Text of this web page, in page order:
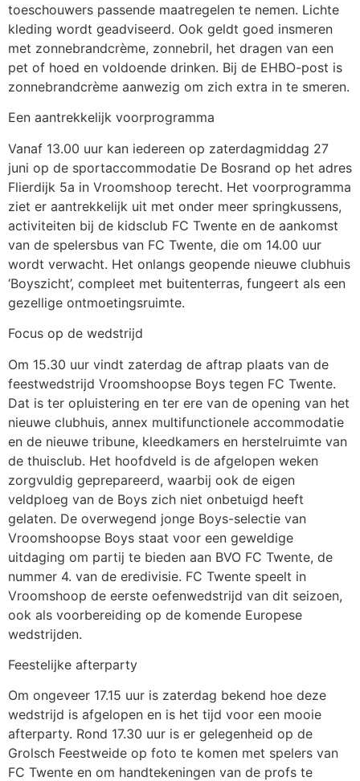
toeschouwers passende maatregelen te nemen. Lichte
kleding wordt geadviseerd. Ook geldt goed insmeren
met zonnebrandcrème, zonnebril, het dragen van een
pet of hoed en voldoende drinken. Bij de EHBO-post is
zonnebrandcrème aanwezig om zich extra in te smeren.
Een aantrekkelijk voorprogramma
Vanaf 13.00 uur kan iedereen op zaterdagmiddag 27
juni op de sportaccommodatie De Bosrand op het adres
Flierdijk 5a in Vroomshoop terecht. Het voorprogramma
ziet er aantrekkelijk uit met onder meer springkussens,
activiteiten bij de kidsclub FC Twente en de aankomst
van de spelersbus van FC Twente, die om 14.00 uur
wordt verwacht. Het onlangs geopende nieuwe clubhuis
‘Boyszicht’, compleet met buitenterras, fungeert als een
gezellige ontmoetingsruimte.
Focus op de wedstrijd
Om 15.30 uur vindt zaterdag de aftrap plaats van de
feestwedstrijd Vroomshoopse Boys tegen FC Twente.
Dat is ter opluistering en ter ere van de opening van het
nieuwe clubhuis, annex multifunctionele accommodatie
en de nieuwe tribune, kleedkamers en herstelruimte van
de thuisclub. Het hoofdveld is de afgelopen weken
zorgvuldig geprepareerd, waarbij ook de eigen
veldploeg van de Boys zich niet onbetuigd heeft
gelaten. De overwegend jonge Boys-selectie van
Vroomshoopse Boys staat voor een geweldige
uitdaging om partij te bieden aan BVO FC Twente, de
nummer 4. van de eredivisie. FC Twente speelt in
Vroomshoop de eerste oefenwedstrijd van dit seizoen,
ook als voorbereiding op de komende Europese
wedstrijden.
Feestelijke afterparty
Om ongeveer 17.15 uur is zaterdag bekend hoe deze
wedstrijd is afgelopen en is het tijd voor een mooie
afterparty. Rond 17.30 uur is er gelegenheid op de
Grolsch Feestweide op foto te komen met spelers van
FC Twente en om handtekeningen van de profs te